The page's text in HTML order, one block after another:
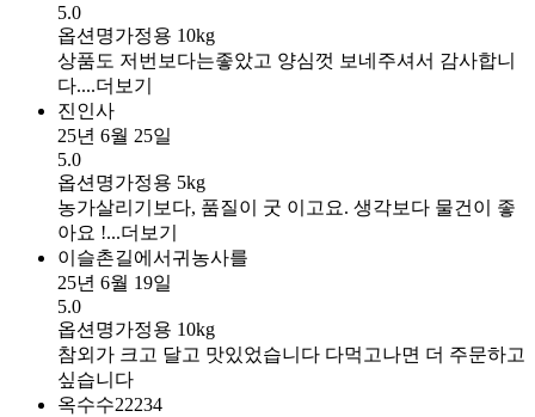
5.0
옵션명가정용 10kg
상품도 저번보다는좋았고 양심껏 보네주셔서 감사합니
다....더보기
진인사
25년 6월 25일
5.0
옵션명가정용 5kg
농가살리기보다, 품질이 굿 이고요. 생각보다 물건이 좋
아요 !...더보기
이슬촌길에서귀농사를
25년 6월 19일
5.0
옵션명가정용 10kg
참외가 크고 달고 맛있었습니다 다먹고나면 더 주문하고
싶습니다
옥수수22234